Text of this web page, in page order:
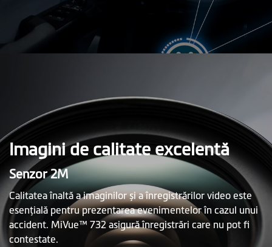
Imagini de calitate excelentă
Senzor 2M
Calitatea înaltă a imaginilor și a înregistrărilor video este
esenţială pentru prezentarea evenimentelor în cazul unui
accident. MiVue™ 732 asigură înregistrări care nu pot fi
contestate.